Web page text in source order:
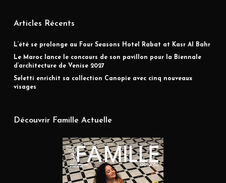
Articles Récents
L’été se prolonge au Four Seasons Hotel Rabat at Kasr Al Bahr
Le Maroc lance le concours de son pavillon pour la Biennale
d’architecture de Venise 2027
Seletti enrichit sa collection Canopie avec cinq nouveaux
visages
Découvrir Famille Actuelle